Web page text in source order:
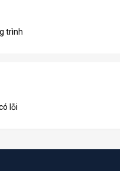
trình
lỗi